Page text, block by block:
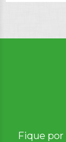
Fique